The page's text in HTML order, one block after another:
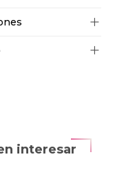
interesar